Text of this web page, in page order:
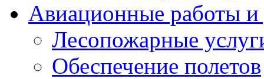
Авиационные работы и
Лесопожарные
Обеспечение полетов